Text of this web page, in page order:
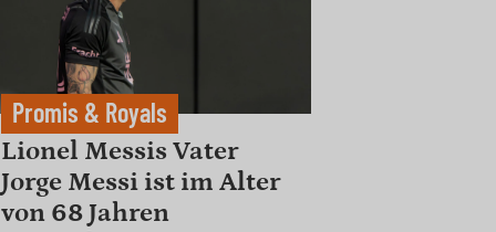
Promis & Royals
Lionel Messis Vater
Jorge Messi ist im Alter
von 68 Jahren